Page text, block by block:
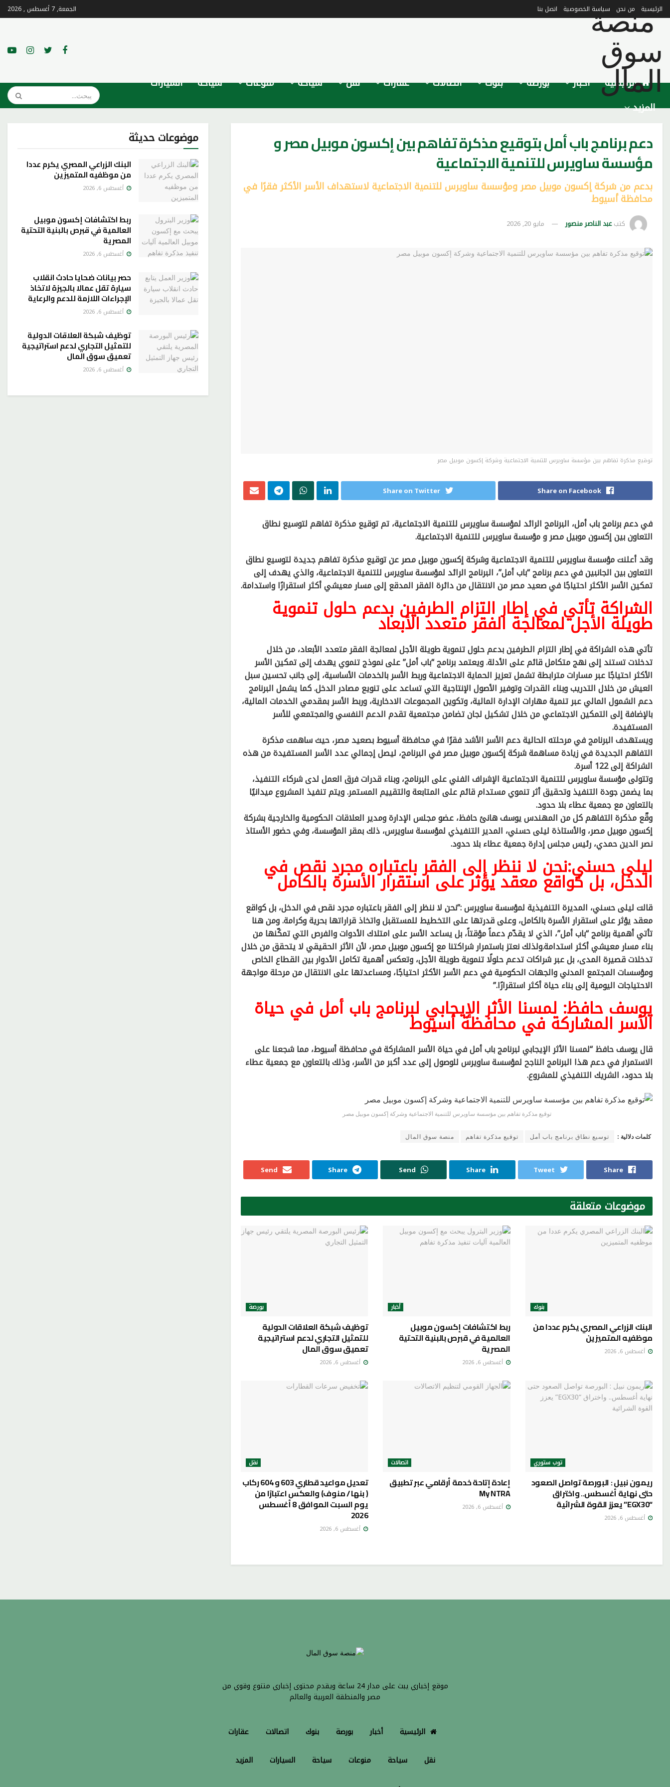
الرئيسية من نحن سياسة الخصوصية اتصل بنا الجمعة, 7 أغسطس , 2026
الرئيسية أخبار بورصة بنوك اتصالات عقارات نقل سياحة منوعات سياحة
السيارات
المزيد
دعم برنامج باب أمل بتوقيع مذكرة تفاهم بين إكسون موبيل مصر و
مؤسسة ساويرس للتنمية الاجتماعية
بدعم من شركة إكسون موبيل مصر ومؤسسة ساويرس للتنمية الاجتماعية لاستهداف الأسر الأكثر فقرًا في
محافظة أسيوط
كتبعبد الناصر منصور مايو 20, 2026
توقيع مذكرة تفاهم بين مؤسسة ساويرس للتنمية الاجتماعية وشركة إكسون موبيل مصر
Share on Facebook
Share on Twitter
في دعم برنامج باب أمل، البرنامج الرائد لمؤسسة ساويرس للتنمية الاجتماعية، تم توقيع مذكرة تفاهم لتوسيع نطاق
التعاون بين إكسون موبيل مصر و مؤسسة ساويرس للتنمية الاجتماعية.
وقد أعلنت مؤسسة ساويرس للتنمية الاجتماعية وشركة إكسون موبيل مصر عن توقيع مذكرة تفاهم جديدة لتوسيع نطاق
التعاون بين الجانبين في دعم برنامج “باب أمل”، البرنامج الرائد لمؤسسة ساويرس للتنمية الاجتماعية، والذي يهدف إلى
تمكين الأسر الأكثر احتياجًا في صعيد مصر من الانتقال من دائرة الفقر المدقع إلى مسار معيشي أكثر استقرارًا واستدامة.
الشراكة تأتي في إطار التزام الطرفين بدعم حلول تنموية
طويلة الأجل لمعالجة الفقر متعدد الأبعاد
تأتي هذه الشراكة في إطار التزام الطرفين بدعم حلول تنموية طويلة الأجل لمعالجة الفقر متعدد الأبعاد، من خلال
تدخلات تستند إلى نهج متكامل قائم على الأدلة. ويعتمد برنامج “باب أمل” على نموذج تنموي يهدف إلى تمكين الأسر
الأكثر احتياجًا عبر مسارات مترابطة تشمل تعزيز الحماية الاجتماعية وربط الأسر بالخدمات الأساسية، إلى جانب تحسين سبل
العيش من خلال التدريب وبناء القدرات وتوفير الأصول الإنتاجية التي تساعد على تنويع مصادر الدخل. كما يشمل البرنامج
دعم الشمول المالي عبر تنمية مهارات الإدارة المالية، وتكوين المجموعات الادخارية، وربط الأسر بمقدمي الخدمات المالية،
بالإضافة إلى التمكين الاجتماعي من خلال تشكيل لجان تضامن مجتمعية تقدم الدعم النفسي والمجتمعي للأسر
المستفيدة.
ويستهدف البرنامج في مرحلته الحالية دعم الأسر الأشد فقرًا في محافظة أسيوط بصعيد مصر، حيث ساهمت مذكرة
التفاهم الجديدة في زيادة مساهمة شركة إكسون موبيل مصر في البرنامج، ليصل إجمالي عدد الأسر المستفيدة من هذه
الشراكة إلى 122 أسرة.
وتتولى مؤسسة ساويرس للتنمية الاجتماعية الإشراف الفني على البرنامج، وبناء قدرات فرق العمل لدى شركاء التنفيذ،
بما يضمن جودة التنفيذ وتحقيق أثر تنموي مستدام قائم على المتابعة والتقييم المستمر. ويتم تنفيذ المشروع ميدانيًا
بالتعاون مع جمعية عطاء بلا حدود.
وقّع مذكرة التفاهم كل من المهندس يوسف هانئ حافظ، عضو مجلس الإدارة ومدير العلاقات الحكومية والخارجية بشركة
إكسون موبيل مصر، والأستاذة ليلى حسني، المدير التنفيذي لمؤسسة ساويرس، ذلك بمقر المؤسسة، وفي حضور الأستاذ
نصر الدين حمدي، رئيس مجلس إدارة جمعية عطاء بلا حدود.
ليلى حسني:نحن لا ننظر إلى الفقر باعتباره مجرد نقص في
الدخل، بل كواقع معقد يؤثر على استقرار الأسرة بالكامل
قالت ليلى حسني، المديرة التنفيذية لمؤسسة ساويرس :”نحن لا ننظر إلى الفقر باعتباره مجرد نقص في الدخل، بل كواقع
معقد يؤثر على استقرار الأسرة بالكامل، وعلى قدرتها على التخطيط للمستقبل واتخاذ قراراتها بحرية وكرامة. ومن هنا
تأتي أهمية برنامج “باب أمل”، الذي لا يقدّم دعماً مؤقتاً، بل يساعد الأسر على امتلاك الأدوات والفرص التي تمكّنها من
بناء مسار معيشي أكثر استدامة.ولذلك نعتز باستمرار شراكتنا مع إكسون موبيل مصر، لأن الأثر الحقيقي لا يتحقق من خلال
تدخلات قصيرة المدى، بل عبر شراكات تدعم حلولًا تنموية طويلة الأجل، وتعكس أهمية تكامل الأدوار بين القطاع الخاص
ومؤسسات المجتمع المدني والجهات الحكومية في دعم الأسر الأكثر احتياجًا، ومساعدتها على الانتقال من مرحلة مواجهة
الاحتياجات اليومية إلى بناء حياة أكثر استقرارًا.”
يوسف حافظ: لمسنا الأثر الإيجابي لبرنامج باب أمل في حياة
الأسر المشاركة في محافظة أسيوط
قال يوسف حافظ “لمسنا الأثر الإيجابي لبرنامج باب أمل في حياة الأسر المشاركة في محافظة أسيوط، مما شجعنا على
الاستمرار في دعم هذا البرنامج الناجح لمؤسسة ساويرس للوصول إلى عدد أكبر من الأسر، وذلك بالتعاون مع جمعية عطاء
بلا حدود، الشريك التنفيذي للمشروع.
توقيع مذكرة تفاهم بين مؤسسة ساويرس للتنمية الاجتماعية وشركة إكسون موبيل مصر
كلمات دلالية : توسيع نطاق برنامج باب أمل توقيع مذكرة تفاهم منصة سوق المال
Share
Tweet
Share
Send
Share
Send
موضوعات متعلقة
بنوك
البنك الزراعي المصري يكرم عددا من
موظفيه المتميزين
أغسطس 6, 2026
أخبار
ربط اكتشافات إكسون موبيل
العالمية في قبرص بالبنية التحتية
المصرية
أغسطس 6, 2026
بورصة
توظيف شبكة العلاقات الدولية
للتمثيل التجاري لدعم استراتيجية
تعميق سوق المال
أغسطس 6, 2026
توب ستوري
ريمون نبيل : البورصة تواصل الصعود
حتى نهاية أغسطس.. واختراق
“EGX30” يعزز القوة الشرائية
أغسطس 6, 2026
اتصالات
إعادة إتاحة خدمة أرقامي عبر تطبيق
My NTRA
أغسطس 6, 2026
نقل
تعديل مواعيد قطاري 603 و 604 ركاب
( بنها / منوف) والعكس اعتبارًا من
يوم السبت الموافق 8 أغسطس
2026
أغسطس 6, 2026
موضوعات حديثة
البنك الزراعي المصري يكرم عددا
من موظفيه المتميزين
أغسطس 6, 2026
ربط اكتشافات إكسون موبيل
العالمية في قبرص بالبنية التحتية
المصرية
أغسطس 6, 2026
حصر بيانات ضحايا حادث انقلاب
سيارة تقل عمالا بالجيزة لاتخاذ
الإجراءات اللازمة للدعم والرعاية
أغسطس 6, 2026
توظيف شبكة العلاقات الدولية
للتمثيل التجاري لدعم استراتيجية
تعميق سوق المال
أغسطس 6, 2026
موقع إخباري يبث على مدار 24 ساعة ويقدم محتوى إخباري متنوع وقوي من
مصر والمنطقة العربية والعالم
الرئيسية أخبار بورصة بنوك اتصالات عقارات
نقل سياحة منوعات سياحة السيارات المزيد